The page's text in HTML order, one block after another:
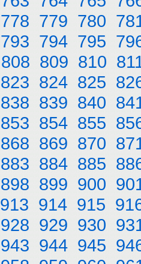
778 779 780
793 794 795
808 809 810
823 824 825
838 839 840
853 854 855
868 869 870
883 884 885
898 899 900
913 914 915
928 929 930
943 944 945